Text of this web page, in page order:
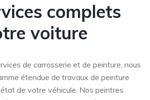
complets
voiture
de carrosserie et de peinture, nous
étendue de travaux de peinture
de votre véhicule. Nos peintres